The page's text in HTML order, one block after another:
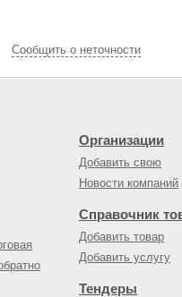
Cообщить о неточности
Организации
Добавить свою
Новости компаний
Справочник
Добавить товар
Добавить услугу
Тендеры